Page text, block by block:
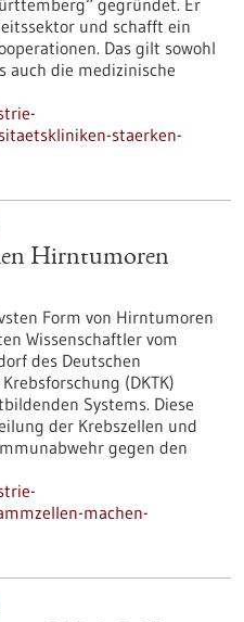
gegründet. Er
und schafft ein
Das gilt sowohl
auch die medizinische
staerken-
Hirntumoren
Form von Hirntumoren
Wissenschaftler vom
des Deutschen
(DKTK)
Systems. Diese
der Krebszellen und
gegen den
machen-